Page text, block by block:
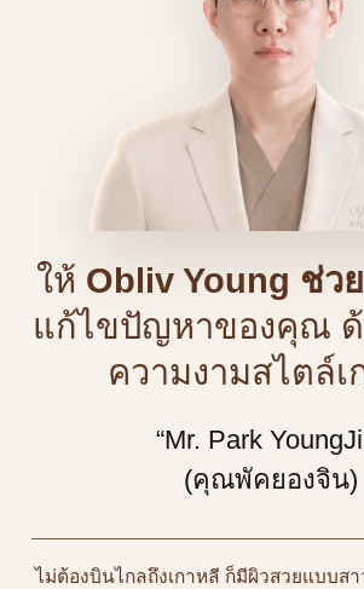
ให้ Obliv Young ช่ว
แก้ไขปัญหาของคุณ ด้
ความงามสไตล์เ
“Mr. Park
(คุณพัคยองจิน)
ไม่ต้องบินไกลถึงเกาหลี ก็มีผิวสวยแบบสา